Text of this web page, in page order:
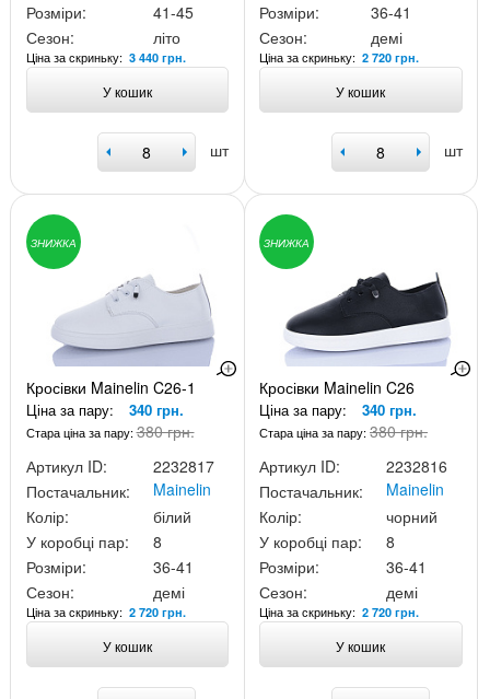
Розміри:
41-45
Сезон:
літо
Ціна за скриньку: 3 440 грн.
У кошик
шт
Розміри:
36-41
Сезон:
демі
Ціна за скриньку:2 720 грн.
У кошик
шт
ЗНИЖКА
Кросівки Mainelin C26-1
Ціна за пару: 340 грн.
Стара ціна за пару:380 грн.
Артикул ID:
2232817
Постачальник:
Mainelin
Колір:
білий
У коробці пар:
8
Розміри:
36-41
Сезон:
демі
Ціна за скриньку: 2 720 грн.
У кошик
ЗНИЖКА
Кросівки Mainelin C26
Ціна за пару: 340 грн.
Стара ціна за пару:380 грн.
Артикул ID:
2232816
Постачальник:
Mainelin
Колір:
чорний
У коробці пар:
8
Розміри:
36-41
Сезон:
демі
Ціна за скриньку:2 720 грн.
У кошик